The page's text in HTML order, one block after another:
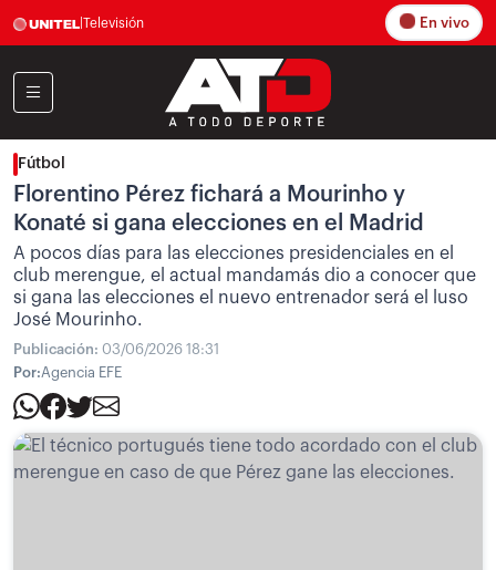
Televisión En vivo
Fútbol
Florentino Pérez fichará a Mourinho y
Konaté si gana elecciones en el Madrid
A pocos días para las elecciones presidenciales en el
club merengue, el actual mandamás dio a conocer que
si gana las elecciones el nuevo entrenador será el luso
José Mourinho.
Publicación: 03/06/2026 18:31
Por:Agencia EFE